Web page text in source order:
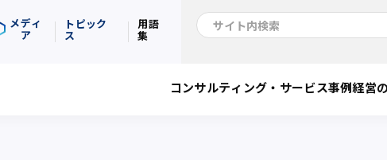
メディ
ア
トピック
ス
用語
集
コンサルティング・サービス事例経営